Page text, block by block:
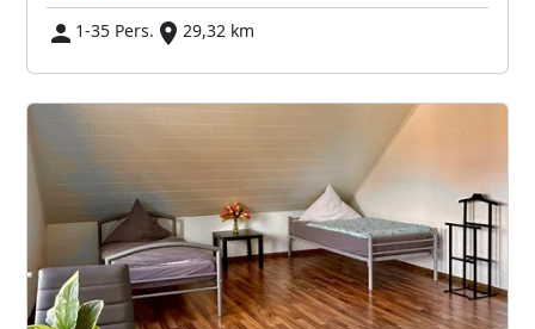
1-35 Pers.
29,32 km